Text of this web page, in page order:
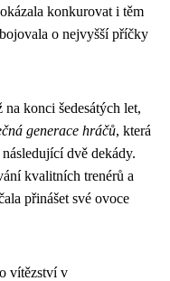
konkurovat i těm
o nejvyšší příčky
konci šedesátých let,
generace hráčů, která
dvě dekády.
kvalitních trenérů a
přinášet své ovoce
vítězství v